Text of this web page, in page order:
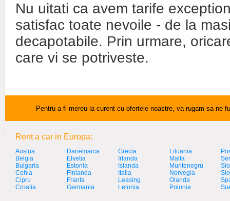
Nu uitati ca avem tarife
satisfac toate nevoile - de la
decapotabile. Prin urmare,
care vi se potriveste.
Pentru a fi mereu la curent cu ofertele noastre, va rugam sa ne
Rent a car in Europa:
Austria
Belgia
Bulgaria
Cehia
Cipru
Croatia
Danemarca
Elvetia
Estonia
Finlanda
Franta
Germania
Grecia
Irlanda
Islanda
Italia
Leasing
Letonia
Lituania
Malta
Muntenegru
Norvegia
Olanda
Polonia